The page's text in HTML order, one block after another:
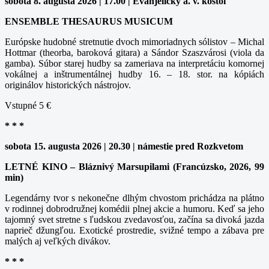
ENSEMBLE THESAURUS MUSICUM
Európske hudobné stretnutie dvoch mimoriadnych sólistov – Michal
Hottmar (theorba, baroková gitara) a Sándor Szaszvárosi (viola da
gamba). Súbor starej hudby sa zameriava na interpretáciu komornej
vokálnej a inštrumentálnej hudby 16. – 18. stor. na kópiách
originálov historických nástrojov.
Vstupné 5 €
* * *
sobota 15. augusta 2026 | 20.30 | námestie pred Rozkvetom
LETNÉ KINO – Bláznivý Marsupilami (Francúzsko, 2026, 99
min)
Legendárny tvor s nekonečne dlhým chvostom prichádza na plátno
v rodinnej dobrodružnej komédii plnej akcie a humoru. Keď sa jeho
tajomný svet stretne s ľudskou zvedavosťou, začína sa divoká jazda
naprieč džungľou. Exotické prostredie, svižné tempo a zábava pre
malých aj veľkých divákov.
* * *